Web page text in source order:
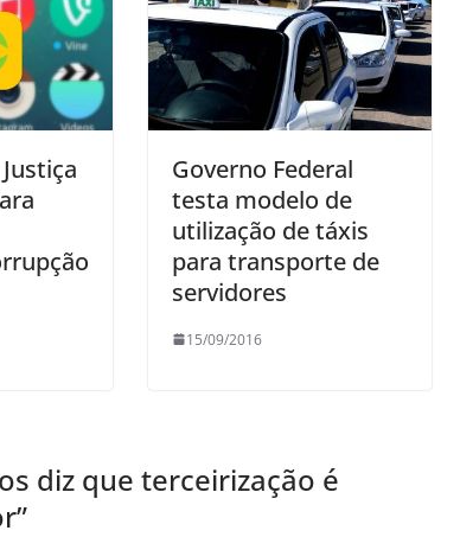
Governo Federal
testa modelo de
utilização de táxis
para transporte de
servidores
15/09/2016
diz que terceirização é
”